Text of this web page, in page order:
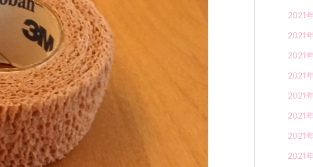
2021
2021
2021
2021
2021
2021
2021
2021